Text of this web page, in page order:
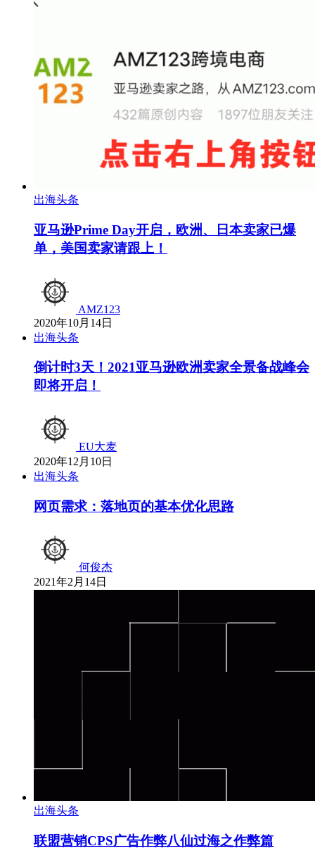
出海头条
亚马逊Prime Day开启，欧洲、日本卖家已爆
单，美国卖家请跟上！
AMZ123
2020年10月14日
出海头条
倒计时3天！2021亚马逊欧洲卖家全景备战峰会
即将开启！
EU大麦
2020年12月10日
出海头条
网页需求：落地页的基本优化思路
何俊杰
2021年2月14日
出海头条
联盟营销CPS广告作弊八仙过海之作弊篇